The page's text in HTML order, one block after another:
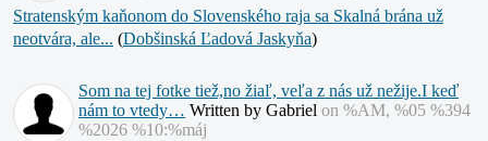
Stratenským kaňonom do Slovenského raja sa Skalná brána už
neotvára, ale... (Dobšinská Ľadová Jaskyňa)
Som na tej fotke tiež,no žiaľ, veľa z nás už nežije.I keď
nám to vtedy… Written by Gabriel on %AM, %05 %394
%2026 %10:%máj